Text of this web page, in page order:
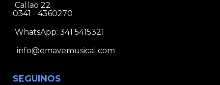
Callao 22
0341 - 4360270
WhatsApp: 341 5415321
info@emavemusical.com
SEGUINOS